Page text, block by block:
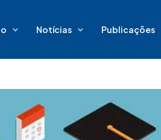
Notícias Publicações